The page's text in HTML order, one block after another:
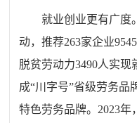
就业创业更有广度
动，推荐263家企业
脱贫劳动力3490人实现
成“川字号”省级劳务品
特色劳务品牌。 2023年